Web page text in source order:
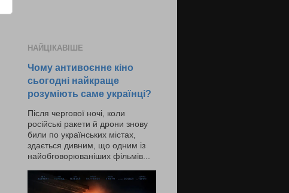
НАЙЦІКАВІШЕ
Чому антивоєнне кіно
сьогодні найкраще
розуміють саме українці?
Після чергової ночі, коли
російські ракети й дрони знову
били по українських містах,
здається дивним, що одним із
найобговорюваніших фільмів...